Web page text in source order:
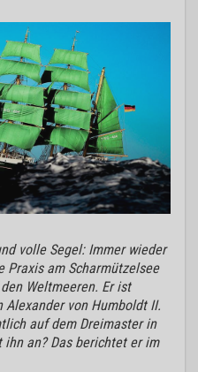
volle Segel: Immer wieder
Praxis am Scharmützelsee
Weltmeeren. Er ist
von Humboldt II.
auf dem Dreimaster in
ihn an? Das berichtet er im